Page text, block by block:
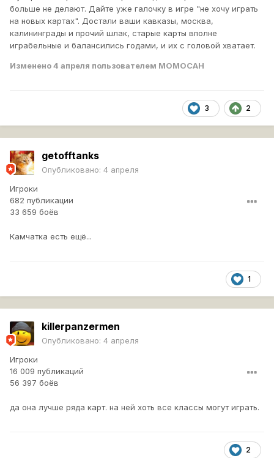
больше не делают. Дайте уже галочку в игре "не хочу играть
на новых картах". Достали ваши кавказы, москва,
калининграды и прочий шлак, старые карты вполне
играбельные и балансились годами, и их с головой хватает.
Изменено4 апреля пользователем MOMOCAH
3 2
getofftanks
Опубликовано: 4 апреля
Игроки
682 публикации
33 659 боёв
Камчатка есть ещё...
1
killerpanzermen
Опубликовано: 4 апреля
Игроки
16 009 публикаций
56 397 боёв
да она лучше ряда карт. на ней хоть все классы могут играть.
2